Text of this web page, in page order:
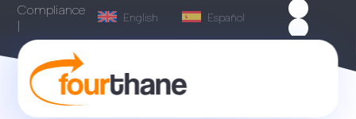
Compliance
|
English Español